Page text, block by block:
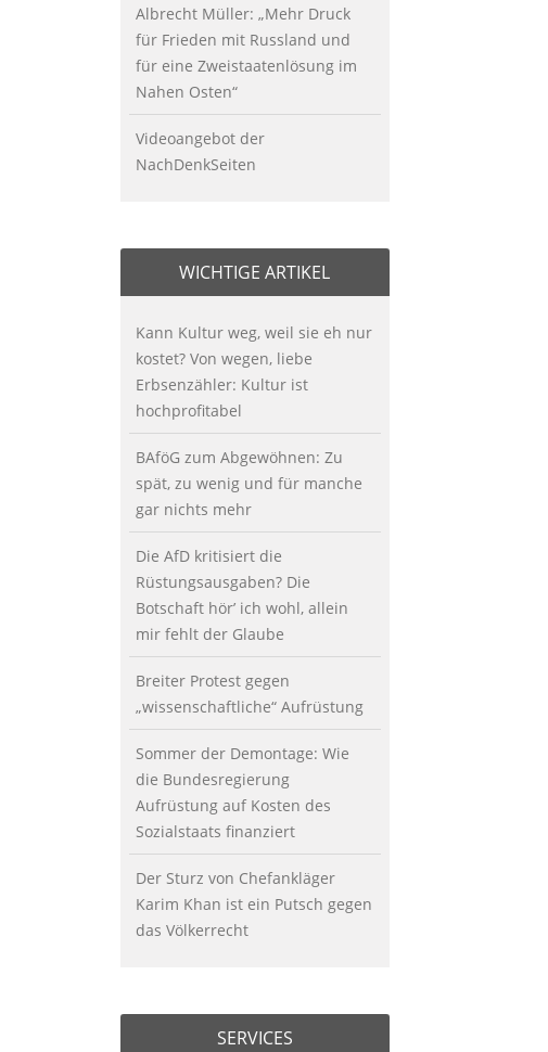
Albrecht Müller: „Mehr Druck
für Frieden mit Russland und
für eine Zweistaatenlösung im
Nahen Osten“
Videoangebot der
NachDenkSeiten
WICHTIGE ARTIKEL
Kann Kultur weg, weil sie eh nur
kostet? Von wegen, liebe
Erbsenzähler: Kultur ist
hochprofitabel
BAföG zum Abgewöhnen: Zu
spät, zu wenig und für manche
gar nichts mehr
Die AfD kritisiert die
Rüstungsausgaben? Die
Botschaft hör’ ich wohl, allein
mir fehlt der Glaube
Breiter Protest gegen
„wissenschaftliche“ Aufrüstung
Sommer der Demontage: Wie
die Bundesregierung
Aufrüstung auf Kosten des
Sozialstaats finanziert
Der Sturz von Chefankläger
Karim Khan ist ein Putsch gegen
das Völkerrecht
SERVICES